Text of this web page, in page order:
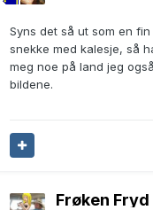
Syns det så ut som en
snekke med kalesje, så
meg noe på land jeg
bildene.
Frøken Fryd